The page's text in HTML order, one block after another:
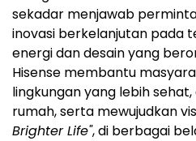
sekadar menjawab
inovasi berkelanjutan pada
energi dan desain yang
Hisense membantu
lingkungan yang lebih
rumah, serta mewujudkan
Brighter Life", di berbagai